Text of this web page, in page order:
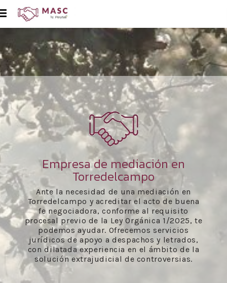
Empresa de mediación en
Torredelcampo
Ante la necesidad de una mediación en
Torredelcampo y acreditar el acto de buena
fe negociadora, conforme al requisito
procesal previo de la Ley Orgánica 1/2025, te
podemos ayudar. Ofrecemos servicios
jurídicos de apoyo a despachos y letrados,
con dilatada experiencia en el ámbito de la
solución extrajudicial de controversias.